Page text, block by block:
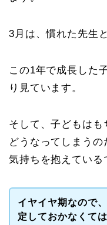
3月は、慣れた先生
この1年で成長した
り見ています。
そして、子どもは
どうなってしまう
気持ちを抱えている
イヤイヤ期なので
定しておかなくて